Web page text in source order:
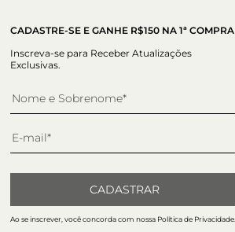
CADASTRE-SE E GANHE R$150 NA 1ª COMPRA
Inscreva-se para Receber Atualizações
Exclusivas.
CADASTRAR
Ao se inscrever, você concorda com nossa Política de Privacidade.